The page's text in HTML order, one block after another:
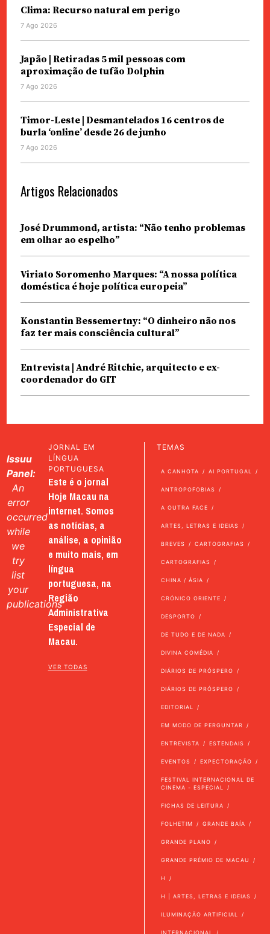
Clima: Recurso natural em perigo
7 Ago 2026
Japão | Retiradas 5 mil pessoas com
aproximação de tufão Dolphin
7 Ago 2026
Timor-Leste | Desmantelados 16 centros de
burla ‘online’ desde 26 de junho
7 Ago 2026
Artigos Relacionados
José Drummond, artista: “Não tenho problemas
em olhar ao espelho”
Viriato Soromenho Marques: “A nossa política
doméstica é hoje política europeia”
Konstantin Bessemertny: “O dinheiro não nos
faz ter mais consciência cultural”
Entrevista | André Ritchie, arquitecto e ex-
coordenador do GIT
Issuu
Panel:
An
error
occurred
while
we
try
list
your
publications
JORNAL EM
LÍNGUA
PORTUGUESA
Este é o jornal
Hoje Macau na
internet. Somos
as notícias, a
análise, a opinião
e muito mais, em
língua
portuguesa, na
Região
Administrativa
Especial de
Macau.
VER TODAS
TEMAS
A CANHOTA AI PORTUGAL
ANTROPOFOBIAS
A OUTRA FACE
ARTES, LETRAS E IDEIAS
BREVES CARTOGRAFIAS
CARTOGRAFIAS
CHINA / ÁSIA
CRÓNICO ORIENTE
DESPORTO
DE TUDO E DE NADA
DIVINA COMÉDIA
DIÁRIOS DE PRÓSPERO
DIÁRIOS DE PRÓSPERO
EDITORIAL
EM MODO DE PERGUNTAR
ENTREVISTA ESTENDAIS
EVENTOS EXPECTORAÇÃO
FESTIVAL INTERNACIONAL DE
CINEMA - ESPECIAL
FICHAS DE LEITURA
FOLHETIM GRANDE BAÍA
GRANDE PLANO
GRANDE PRÉMIO DE MACAU
H
H | ARTES, LETRAS E IDEIAS
ILUMINAÇÃO ARTIFICIAL
INTERNACIONAL